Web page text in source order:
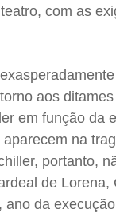
com as
aos
em função da
na
portanto,
de
da